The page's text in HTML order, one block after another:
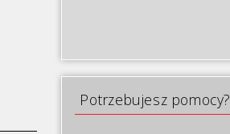
Potrzebujesz pomocy?